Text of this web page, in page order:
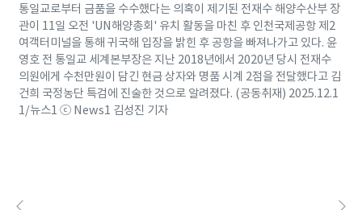
통일교로부터 금품을 수수했다는 의혹이 제기된 전재수 해양수산부 장
관이 11일 오전 'UN해양총회' 유치 활동을 마친 후 인천국제공항 제2
여객터미널을 통해 귀국해 입장을 밝힌 후 공항을 빠져나가고 있다. 윤
영호 전 통일교 세계본부장은 지난 2018년에서 2020년 당시 전재수
의원에게 수천만원이 담긴 현금 상자와 명품 시계 2점을 전달했다고 김
건희 국정농단 특검에 진술한 것으로 알려졌다. (공동취재) 2025.12.1
1/뉴스1 ⓒ News1 김성진 기자